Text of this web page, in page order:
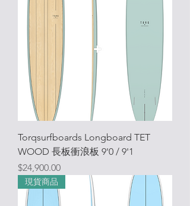
Torqsurfboards Longboard TET
WOOD 長板衝浪板 9'0 / 9'1
價格
$24,900.00
現貨商品